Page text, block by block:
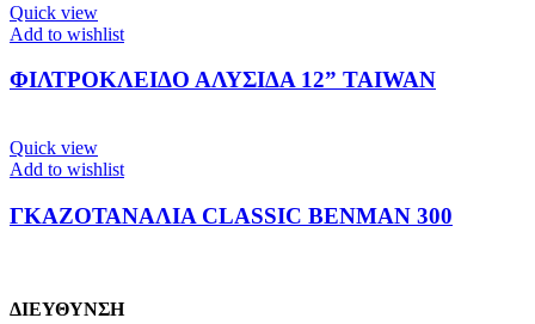
Quick view
Add to wishlist
ΦΙΛΤΡΟΚΛΕΙΔΟ ΑΛΥΣΙΔΑ 12” TAIWAN
Quick view
Add to wishlist
ΓΚΑΖΟΤΑΝΑΛΙΑ CLASSIC BENMAN 300
ΔΙΕΥΘΥΝΣΗ